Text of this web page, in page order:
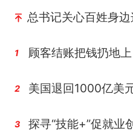
总书记关心百姓身
1
2 美国退回1000亿美
3 探寻“技能+”促就业